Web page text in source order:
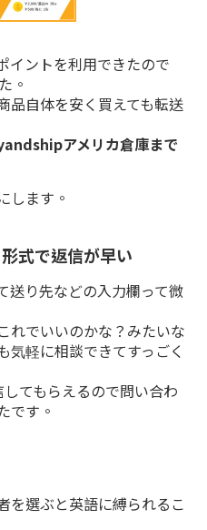
イントを利用できたので
。
品自体を安く買えても転送
アメリカ倉庫まで
します。
式で返信が早い
送り先などの入力欄って微
でいいのかな？みたいな
気軽に相談できてすっごく
てもらえるので問い合わ
です。
を選ぶと英語に縛られるこ